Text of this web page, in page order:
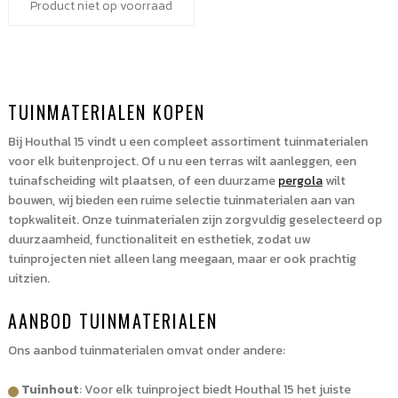
€25,48
Product niet op voorraad
TUINMATERIALEN KOPEN
Bij Houthal 15 vindt u een compleet assortiment tuinmaterialen
voor elk buitenproject. Of u nu een terras wilt aanleggen, een
tuinafscheiding wilt plaatsen, of een duurzamepergolawilt
bouwen, wij bieden een ruime selectie tuinmaterialen aan van
topkwaliteit. Onze tuinmaterialen zijn zorgvuldig geselecteerd op
duurzaamheid, functionaliteit en esthetiek, zodat uw
tuinprojecten niet alleen lang meegaan, maar er ook prachtig
uitzien.
AANBOD TUINMATERIALEN
Ons aanbod tuinmaterialen omvat onder andere:
Tuinhout: Voor elk tuinproject biedt Houthal 15 het juiste